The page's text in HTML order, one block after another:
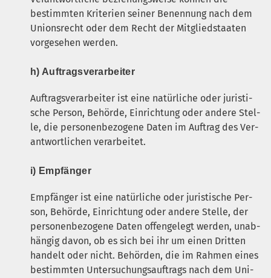
bestimm­ten Kri­te­ri­en sei­ner Benen­nung nach dem
Uni­ons­recht oder dem Recht der Mit­glied­staa­ten
vor­ge­se­hen werden.
h) Auf­trags­ver­ar­bei­ter
Auf­trags­ver­ar­bei­ter ist eine natür­li­che oder juris­ti­
sche Per­son, Behör­de, Ein­rich­tung oder ande­re Stel­
le, die per­so­nen­be­zo­ge­ne Daten im Auf­trag des Ver­
ant­wort­li­chen verarbeitet.
i) Emp­fän­ger
Emp­fän­ger ist eine natür­li­che oder juris­ti­sche Per­
son, Behör­de, Ein­rich­tung oder ande­re Stel­le, der
per­so­nen­be­zo­ge­ne Daten offen­ge­legt wer­den, unab­
hän­gig davon, ob es sich bei ihr um einen Drit­ten
han­delt oder nicht. Behör­den, die im Rah­men eines
bestimm­ten Unter­su­chungs­auf­trags nach dem Uni­